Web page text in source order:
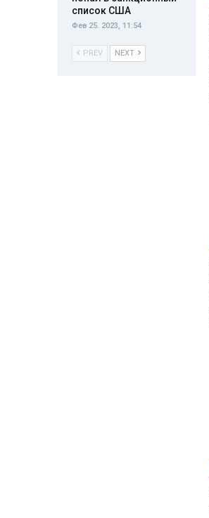
список США
Фев 25. 2023, 11:54
PREV NEXT